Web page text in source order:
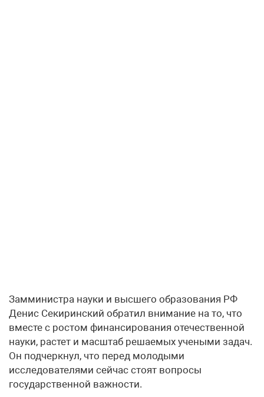
Замминистра науки и высшего образования РФ
Денис Секиринский обратил внимание на то, что
вместе с ростом финансирования отечественной
науки, растет и масштаб решаемых учеными задач.
Он подчеркнул, что перед молодыми
исследователями сейчас стоят вопросы
государственной важности.